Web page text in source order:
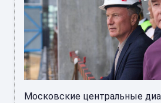
Московские центральные